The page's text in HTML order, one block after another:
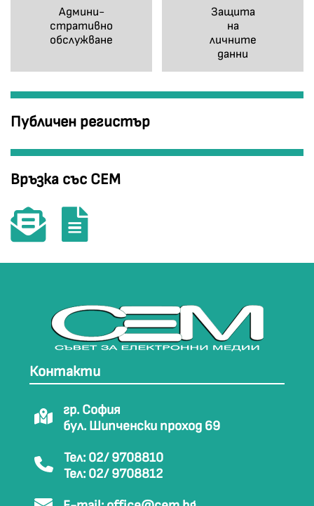
Админи-
стративно
обслужване
Защита
на
личните
данни
Публичен регистър
Връзка със СЕМ
Контакти
гр. София
бул. Шипченски проход 69
Тел: 02/ 9708810
Тел: 02/ 9708812